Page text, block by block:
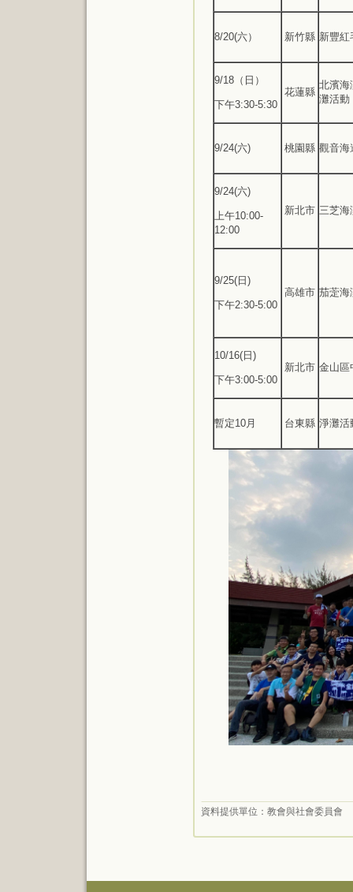
8/20(六） 新竹縣 新豐紅
9/18（日）
下午3:30-5:30
花蓮縣
北濱海
灘活動
9/24(六) 桃園縣 觀音海
9/24(六)
上午10:00-
12:00
新北市 三芝海
9/25(日)
下午2:30-5:00
高雄市 茄萣海
10/16(日)
下午3:00-5:00
新北市 金山區
暫定10月 台東縣 淨灘活
資料提供單位： 教會與社會委員會